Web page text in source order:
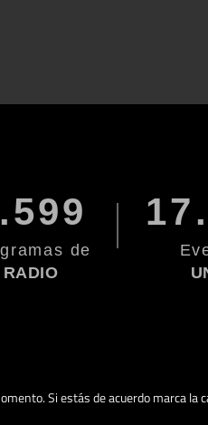
de
RADIO
Si estás de acuerdo marca la